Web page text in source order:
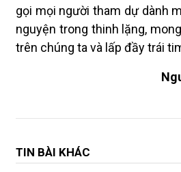
gọi mọi người tham dự dành
nguyện trong thinh lặng,
trên chúng ta và lấp đầy trái
TIN BÀI KHÁC